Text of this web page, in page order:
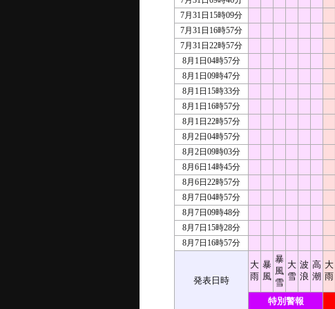
7月31日15時09分
7月31日16時57分
7月31日22時57分
8月1日04時57分
8月1日09時47分
8月1日15時33分
8月1日16時57分
8月1日22時57分
8月2日04時57分
8月2日09時03分
8月6日14時45分
8月6日22時57分
8月7日04時57分
8月7日09時48分
8月7日15時28分
8月7日16時57分
発表日時
大
雨
暴
風
暴
風
雪
大
雪
波
浪
高
潮
大
雨
特別警報